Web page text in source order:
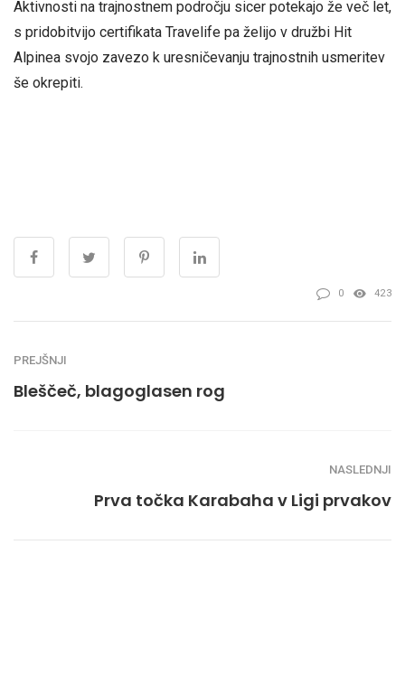
Aktivnosti na trajnostnem področju sicer potekajo že več let,
s pridobitvijo certifikata Travelife pa želijo v družbi Hit
Alpinea svojo zavezo k uresničevanju trajnostnih usmeritev
še okrepiti.
0 423
PREJŠNJI
Bleščeč, blagoglasen rog
NASLEDNJI
Prva točka Karabaha v Ligi prvakov